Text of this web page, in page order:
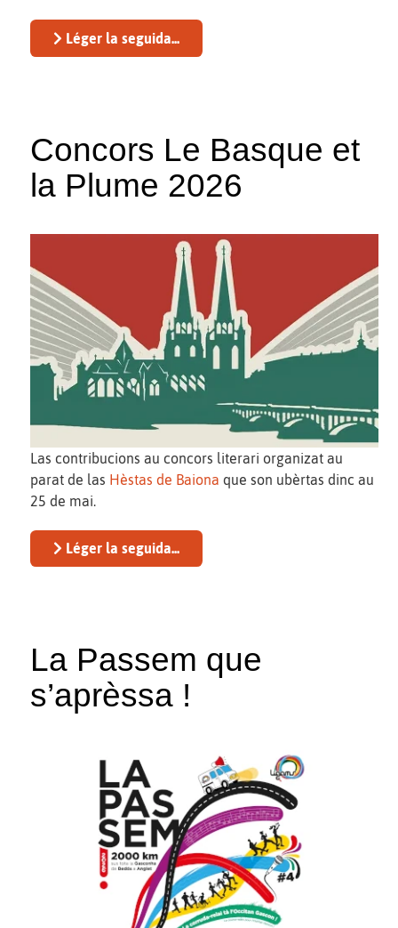
Léger la seguida...
Concors Le Basque et
la Plume 2026
Las contribucions au concors literari organizat au
parat de las Hèstas de Baiona que son ubèrtas dinc au
25 de mai.
Léger la seguida...
La Passem que
s’aprèssa !